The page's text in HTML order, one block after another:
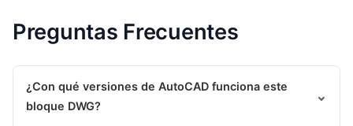
Preguntas Frecuentes
¿Con qué versiones de AutoCAD funciona este
bloque DWG?
⌄